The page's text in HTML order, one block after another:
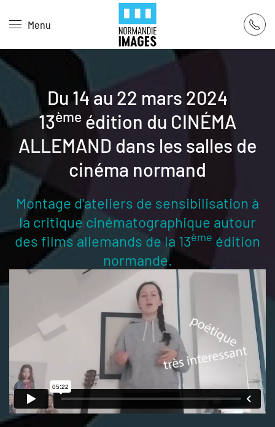
Skip to main content
Menu
Du 14 au 22 mars 2024
13ème édition du CINÉMA
ALLEMAND dans les salles de
cinéma normand
Montage d'ateliers de sensibilisation à
la critique cinématographique autour
des films allemands de la 13ème édition
normande.
Panneau de gestion des cookies